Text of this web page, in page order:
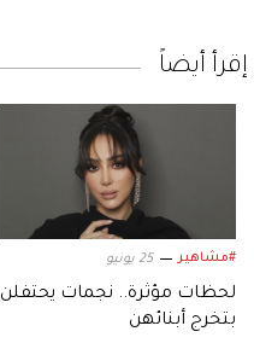
إقرأ أيضاً
#مشاهير 25 يونيو
لحظات مؤثرة.. نجمات يحتفلن
بتخرج أبنائهن